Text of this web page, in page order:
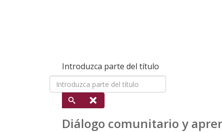
Introduzca parte del título
Diálogo comunitario y